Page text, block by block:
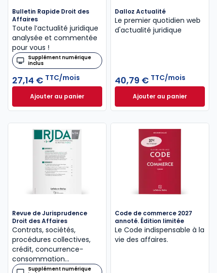
Bulletin Rapide Droit des
Affaires
Toute l’actualité juridique
analysée et commentée
pour vous !
Supplément numérique
inclus
27,14 € TTC/mois
Ajouter au panierBulletin Rapide Droit des Affaires à 27,14 €
Dalloz Actualité
Le premier quotidien web
d'actualité juridique
40,79 € TTC/mois
Ajouter au panier
Dalloz Actualité
Revue de Jurisprudence
Droit des Affaires
Contrats, sociétés,
procédures collectives,
crédit, concurrence-
consommation…
Supplément numérique
Code de commerce 2027
annoté. Édition limitée
Le Code indispensable à la
vie des affaires.